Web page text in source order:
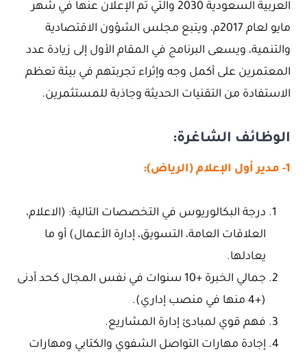
العربية السعودية 2030 والتي تم الإعلان عنها في شهر
مايو لعام 2017م، ويتبع مجلس الشؤون الاقتصادية
والتنمية، ويسعى البرنامج في المقام الأول إلى زيادة عدد
المعتمرين على أكمل وجه وإثراء تجربتهم في بيئة تعظم
الاستفادة من التقنيات الحديثة وجاذبة للمستثمرين.
الوظائف الشاغرة:
1- مدير أول الإعلام (الرياض):
درجة البكالوريوس في التخصصات التالية: (الاعلام،
العلاقات العامة، التسويق، إدارة الأعمال) أو ما
يعادلها.
­جمالي الخبرة +10 سنوات في نفس المجال كحد أدنى
(+4 منها في منصب إداري).
فهم قوي لمبادئ إدارة المشاريع.
­إجادة مهارات التواصل الشفوي والكتابي ومهارات